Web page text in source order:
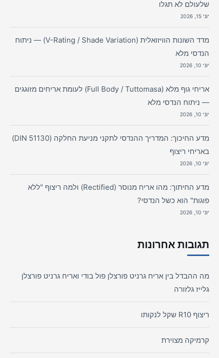
שלעולם לא תגלו
יוני 15, 2026
מדד השונות הוויזואלית (V-Rating / Shade Variation) — ניתוח
הנדסי מלא
יוני 10, 2026
אריחי גוף מלא (Full Body / Tuttomasa) לעומת אריחים מזוגגים
— ניתוח הנדסי מלא
יוני 10, 2026
מדע החיכוך: המדריך ההנדסי לתקני מניעת החלקה (DIN 51130)
באריחי ריצוף
יוני 10, 2026
מדע החיתוך: מהו אריח מנוסר (Rectified) ולמה ריצוף "ללא
פוגות" הוא כשל הנדסי?
יוני 10, 2026
תגובות אחרונות
מה ההבדל בין אריח גרניט פורצלן פול בודי ואריח גרניט פורצלן
גלייז גלזורה
ריצוף R10 שקל לנקותו
קרמיקה מצוירת